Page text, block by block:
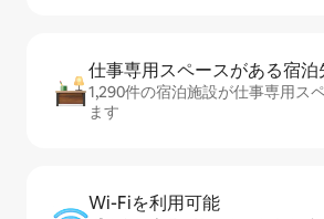
仕事専用ス⁠ペ⁠ー⁠スがあ⁠る宿⁠泊⁠
1,290件の宿泊施設が仕事専用ス
ます
Wi-Fiを利⁠用⁠可⁠能